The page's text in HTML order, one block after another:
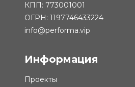
КПП: 773001001
ОГРН: 1197746433224
info@performa.vip
Информация
Проекты